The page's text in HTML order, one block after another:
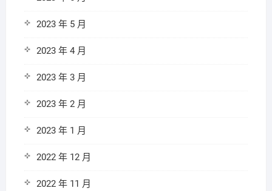
2023 年 5 月
2023 年 4 月
2023 年 3 月
2023 年 2 月
2023 年 1 月
2022 年 12 月
2022 年 11 月